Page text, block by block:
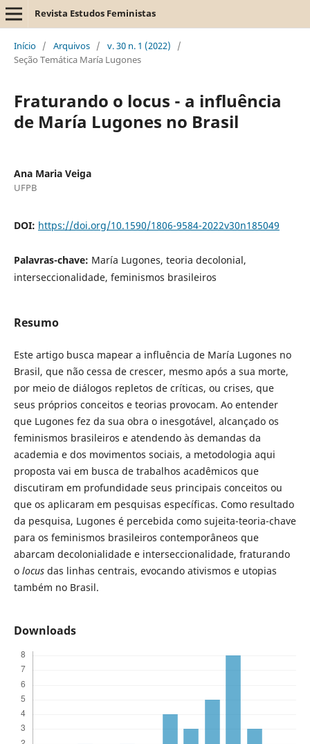
Revista Estudos Feministas
Início / Arquivos / v. 30 n. 1 (2022)
/
Seção Temática María Lugones
Fraturando o locus - a influência
de María Lugones no Brasil
Ana Maria Veiga
UFPB
DOI: https://doi.org/10.1590/1806-9584-2022v30n185049
Palavras-chave: María Lugones, teoria decolonial,
interseccionalidade, feminismos brasileiros
Resumo
Este artigo busca mapear a influência de María Lugones no
Brasil, que não cessa de crescer, mesmo após a sua morte,
por meio de diálogos repletos de críticas, ou crises, que
seus próprios conceitos e teorias provocam. Ao entender
que Lugones fez da sua obra o inesgotável, alcançado os
feminismos brasileiros e atendendo às demandas da
academia e dos movimentos sociais, a metodologia aqui
proposta vai em busca de trabalhos acadêmicos que
discutiram em profundidade seus principais conceitos ou
que os aplicaram em pesquisas específicas. Como resultado
da pesquisa, Lugones é percebida como sujeita-teoria-chave
para os feminismos brasileiros contemporâneos que
abarcam decolonialidade e interseccionalidade, fraturando
o locusdas linhas centrais, evocando ativismos e utopias
também no Brasil.
Downloads